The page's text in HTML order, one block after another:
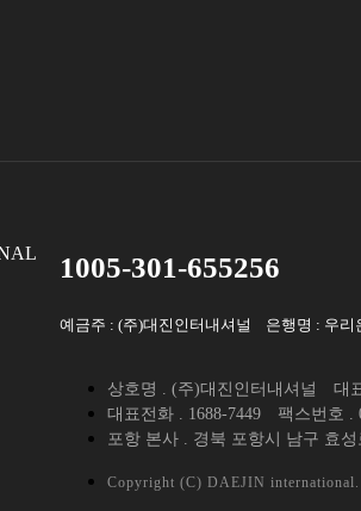
1005-301-655256
예금주 : (주)대진인터내셔널 은행명 : 우리
상호명 . (주)대진인터내셔널 대
대표전화 . 1688-7449
팩스번호 .
포항 본사 . 경북 포항시 남구 효
Copyright (C) DAEJIN